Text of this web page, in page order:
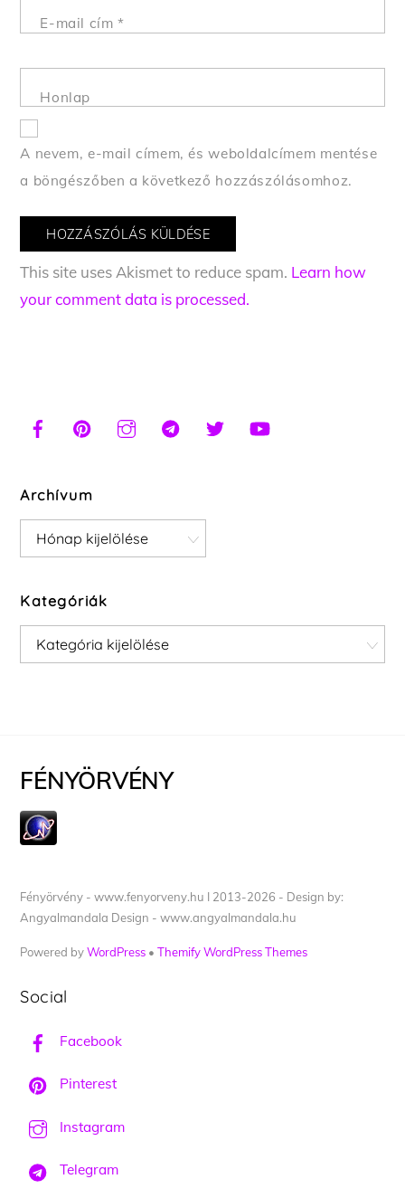
E-mail cím*
Honlap
A nevem, e-mail címem, és weboldalcímem mentése
a böngészőben a következő hozzászólásomhoz.
This site uses Akismet to reduce spam. Learn how
your comment data is processed.
Archívum
Archívum
Kategóriák
Kategóriák
FÉNYÖRVÉNY
Fényörvény - www.fenyorveny.hu I 2013-2026 - Design by:
Angyalmandala Design - www.angyalmandala.hu
Powered byWordPress •Themify WordPress Themes
Social
Facebook
Pinterest
Instagram
Telegram